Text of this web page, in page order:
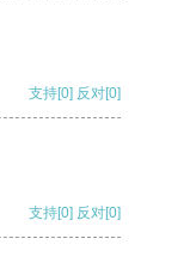
支持[0] 反对[0]
支持[0] 反对[0]